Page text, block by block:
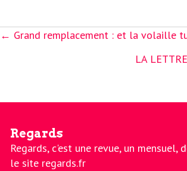
Posts
← Grand remplacement : et la volaille
LA
Regards
Regards, c'est une revue, un mensuel,
le site regards.fr